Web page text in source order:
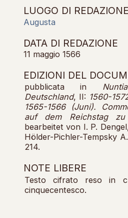
LUOGO DI REDAZIONE
Augusta
DATA DI REDAZIONE
11 maggio 1566
EDIZIONI DEL
pubblicata in
Deutschland, II: 1560-
1565-1566 (Juni).
auf dem Reichstag zu
bearbeitet von I. P.
Hölder-Pichler-Tempsky
214.
NOTE LIBERE
Testo cifrato reso in
cinquecentesco.